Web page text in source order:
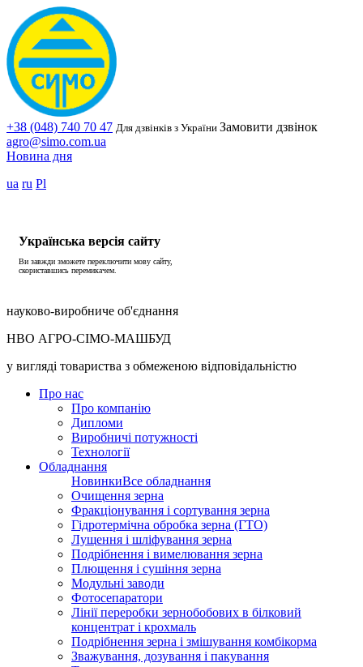
+38 (048) 740 70 47 Для дзвінків з України Замовити дзвінок
agro@simo.com.ua
Новина дня
ua ru Pl
Українська версія сайту
Ви завжди зможете переключити мову сайту,
скориставшись перемикачем.
науково-виробниче об'єднання
НВО АГРО-СІМО-МАШБУД
у вигляді товариства з обмеженою відповідальністю
Про нас
Про компанію
Дипломи
Виробничі потужності
Технології
Обладнання
НовинкиВсе обладнання
Очищення зерна
Фракціонування і сортування зерна
Гідротермічна обробка зерна (ГТО)
Лущення і шліфування зерна
Подрібнення і вимелювання зерна
Плющення і сушіння зерна
Модульні заводи
Фотосепаратори
Лінії переробки зернобобових в білковий
концентрат і крохмаль
Подрібнення зерна і змішування комбікорма
Зважування, дозування і пакування